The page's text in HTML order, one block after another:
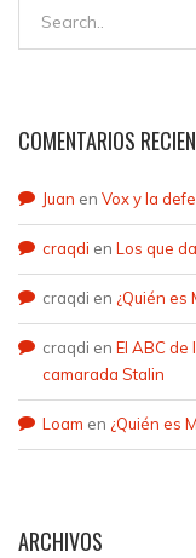
COMENTARIOS
Juan en Vox y la
craqdi en Los que
craqdi en ¿Quién es
craqdi en El ABC
camarada Stalin
Loam en ¿Quién es
ARCHIVOS